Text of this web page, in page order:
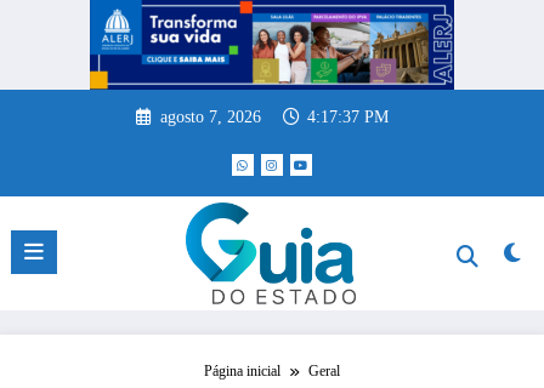
agosto 7, 2026 4:17:38 PM
Página inicial
Geral